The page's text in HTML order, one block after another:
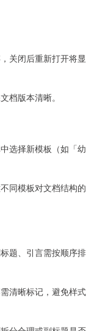
关闭后重新打开将显
档版本清晰。
选择新模板（如「幼
同模板对文档结构的
题、引言需按顺序排
清晰标记，避免样式